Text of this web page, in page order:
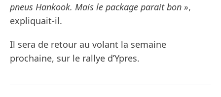
pneus Hankook. Mais le package parait bon »,
expliquait-il.
Il sera de retour au volant la semaine
prochaine, sur le rallye d’Ypres.